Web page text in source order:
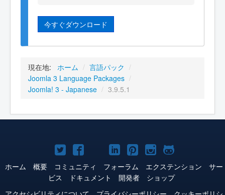
今すぐダウンロード
現在地: ホーム / 言語パック /
Joomla 3 Language Packages /
Joomla! 3 - Japanese / 3.9.5.1
Joomla!
Twitter
Joomla!
Facebook
Joomla!
YouTube
Joomla!
LinkedIn
Joomla!
Pinterest
Joomla!
Instagram
Joomla!
GitHub
ホーム 概要 コミュニティ フォーラム エクステンション
サー
ビス
ドキュメント 開発者
ショップ